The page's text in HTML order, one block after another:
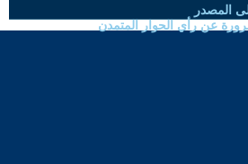
المصدر
عن رأي الحوار المتمدن